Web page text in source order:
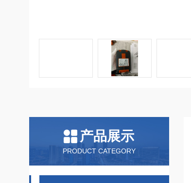
产品展示
PRODUCT CATEGORY